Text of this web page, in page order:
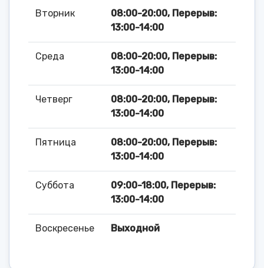
Вторник
08:00-20:00, Перерыв:
13:00-14:00
Среда
08:00-20:00, Перерыв:
13:00-14:00
Четверг
08:00-20:00, Перерыв:
13:00-14:00
Пятница
08:00-20:00, Перерыв:
13:00-14:00
Суббота
09:00-18:00, Перерыв:
13:00-14:00
Воскресенье Выходной